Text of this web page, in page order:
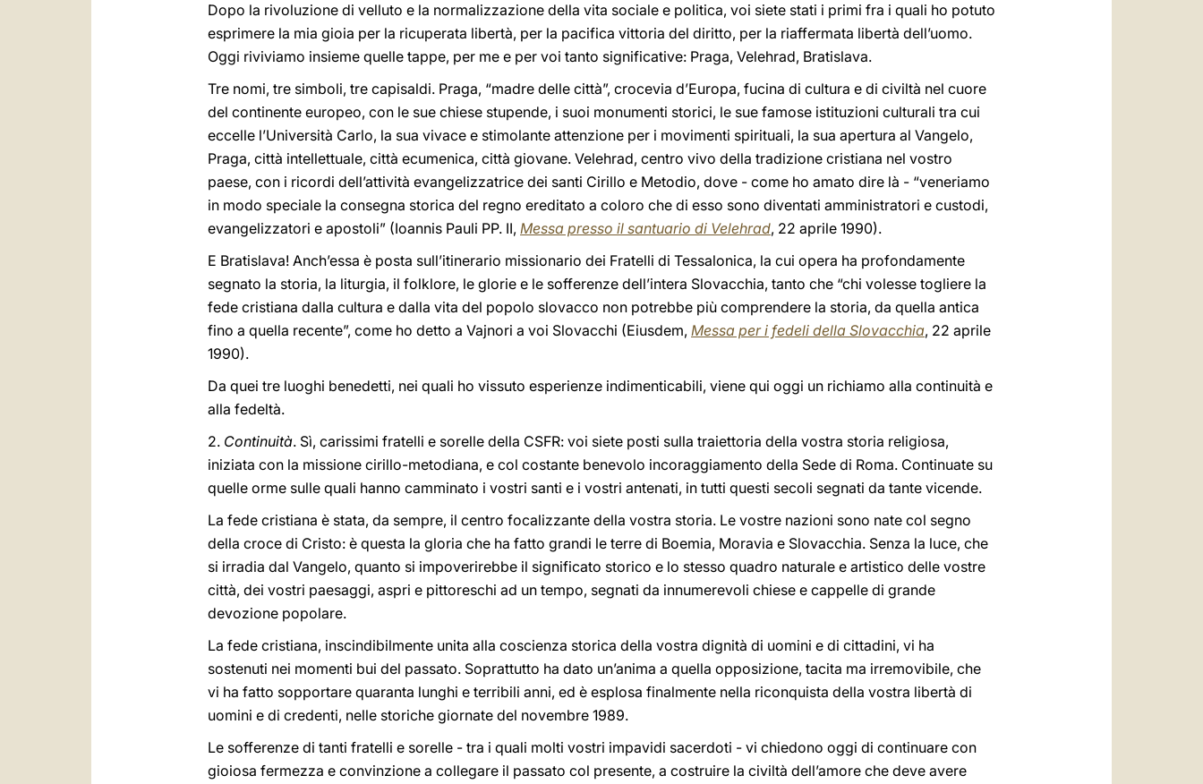
Dopo la rivoluzione di velluto e la normalizzazione della vita sociale e politica, voi siete stati i primi fra i quali ho potuto
esprimere la mia gioia per la ricuperata libertà, per la pacifica vittoria del diritto, per la riaffermata libertà dell’uomo.
Oggi riviviamo insieme quelle tappe, per me e per voi tanto significative: Praga, Velehrad, Bratislava.
Tre nomi, tre simboli, tre capisaldi. Praga, “madre delle città”, crocevia d’Europa, fucina di cultura e di civiltà nel cuore
del continente europeo, con le sue chiese stupende, i suoi monumenti storici, le sue famose istituzioni culturali tra cui
eccelle l’Università Carlo, la sua vivace e stimolante attenzione per i movimenti spirituali, la sua apertura al Vangelo,
Praga, città intellettuale, città ecumenica, città giovane. Velehrad, centro vivo della tradizione cristiana nel vostro
paese, con i ricordi dell’attività evangelizzatrice dei santi Cirillo e Metodio, dove - come ho amato dire là - “veneriamo
in modo speciale la consegna storica del regno ereditato a coloro che di esso sono diventati amministratori e custodi,
evangelizzatori e apostoli” (Ioannis Pauli PP. II, Messa presso il santuario di Velehrad, 22 aprile 1990).
E Bratislava! Anch’essa è posta sull’itinerario missionario dei Fratelli di Tessalonica, la cui opera ha profondamente
segnato la storia, la liturgia, il folklore, le glorie e le sofferenze dell’intera Slovacchia, tanto che “chi volesse togliere la
fede cristiana dalla cultura e dalla vita del popolo slovacco non potrebbe più comprendere la storia, da quella antica
fino a quella recente”, come ho detto a Vajnori a voi Slovacchi (Eiusdem, Messa per i fedeli della Slovacchia, 22 aprile
1990).
Da quei tre luoghi benedetti, nei quali ho vissuto esperienze indimenticabili, viene qui oggi un richiamo alla continuità e
alla fedeltà.
2. Continuità. Sì, carissimi fratelli e sorelle della CSFR: voi siete posti sulla traiettoria della vostra storia religiosa,
iniziata con la missione cirillo-metodiana, e col costante benevolo incoraggiamento della Sede di Roma. Continuate su
quelle orme sulle quali hanno camminato i vostri santi e i vostri antenati, in tutti questi secoli segnati da tante vicende.
La fede cristiana è stata, da sempre, il centro focalizzante della vostra storia. Le vostre nazioni sono nate col segno
della croce di Cristo: è questa la gloria che ha fatto grandi le terre di Boemia, Moravia e Slovacchia. Senza la luce, che
si irradia dal Vangelo, quanto si impoverirebbe il significato storico e lo stesso quadro naturale e artistico delle vostre
città, dei vostri paesaggi, aspri e pittoreschi ad un tempo, segnati da innumerevoli chiese e cappelle di grande
devozione popolare.
La fede cristiana, inscindibilmente unita alla coscienza storica della vostra dignità di uomini e di cittadini, vi ha
sostenuti nei momenti bui del passato. Soprattutto ha dato un’anima a quella opposizione, tacita ma irremovibile, che
vi ha fatto sopportare quaranta lunghi e terribili anni, ed è esplosa finalmente nella riconquista della vostra libertà di
uomini e di credenti, nelle storiche giornate del novembre 1989.
Le sofferenze di tanti fratelli e sorelle - tra i quali molti vostri impavidi sacerdoti - vi chiedono oggi di continuare con
gioiosa fermezza e convinzione a collegare il passato col presente, a costruire la civiltà dell’amore che deve avere